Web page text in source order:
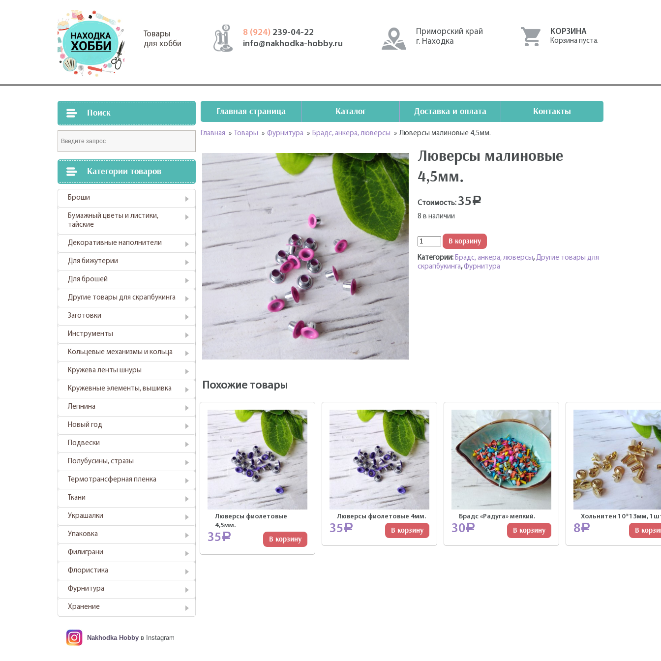
Товары
для хобби
8 (924) 239-04-22
info@nakhodka-hobby.ru
Приморский край
г. Находка
КОРЗИНА
Корзина пуста.
Поиск
Категории товаров
Броши
Бумажный цветы и листики,
тайские
Декоративные наполнители
Для бижутерии
Для брошей
Другие товары для скрапбукинга
Заготовки
Инструменты
Кольцевые механизмы и кольца
Кружева ленты шнуры
Кружевные элементы, вышивка
Лепнина
Новый год
Подвески
Полубусины, стразы
Термотрансферная пленка
Ткани
Украшалки
Упаковка
Филиграни
Флористика
Фурнитура
Хранение
Nakhodka Hobby в Instagram
Главная страница Каталог Доставка и оплата Контакты
Главная » Товары » Фурнитура » Брадс, анкера, люверсы » Люверсы малиновые 4,5мм.
Люверсы малиновые
4,5мм.
Стоимость: 35Р
8 в наличии
КоличествоВ корзину
Категории:Брадс, анкера, люверсы,Другие товары для
скрапбукинга,Фурнитура
Похожие товары
Люверсы фиолетовые
4,5мм.
35Р В корзину
Люверсы фиолетовые 4мм.
35Р В корзину
Брадс «Радуга» мелкий.
30Р В корзину
Хольнитен 10*13мм,
8Р В